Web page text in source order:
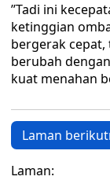
’’Tadi ini
ketinggian
bergerak
berubah
kuat menahan
Laman
Laman: